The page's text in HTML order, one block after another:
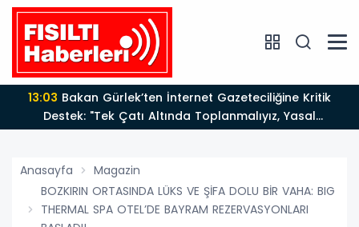
13:03
Destek: "Tek Çatı Altında Toplanmalıyız, Yasal
Düzenlemeye Hazırız"
Anasayfa
Magazin
BOZKIRIN ORTASINDA LÜKS VE ŞİFA DOLU BİR VAHA: BIG
THERMAL SPA OTEL’DE BAYRAM REZERVASYONLARI